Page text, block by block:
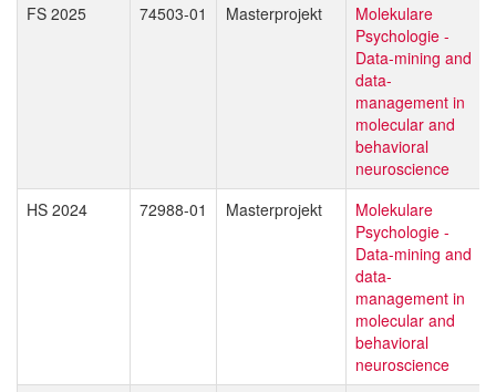
FS 2025
74503-01 Masterprojekt
Molekulare
Psychologie -
Data-mining and
data-
management in
molecular and
behavioral
neuroscience
HS 2024
72988-01 Masterprojekt
Molekulare
Psychologie -
Data-mining and
data-
management in
molecular and
behavioral
neuroscience